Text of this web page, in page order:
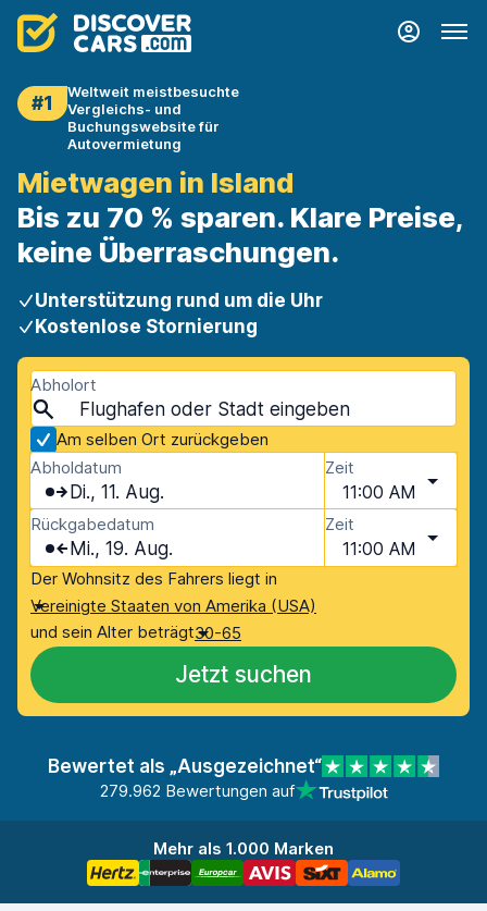
#1
Weltweit meistbesuchte
Vergleichs- und
Buchungswebsite für
Autovermietung
Mietwagen in Island
Bis zu 70 % sparen. Klare Preise,
keine Überraschungen.
Unterstützung rund um die Uhr
Kostenlose Stornierung
Abholort
Am selben Ort zurückgeben
Abholdatum
Di., 11. Aug.
Zeit
11:00 AM
Rückgabedatum
Mi., 19. Aug.
Zeit
11:00 AM
Der Wohnsitz des Fahrers liegt in
Vereinigte Staaten von Amerika (USA)
und sein Alter beträgt30-65
Jetzt suchen
Bewertet als „Ausgezeichnet“
279.962 Bewertungen auf
Mehr als 1.000 Marken